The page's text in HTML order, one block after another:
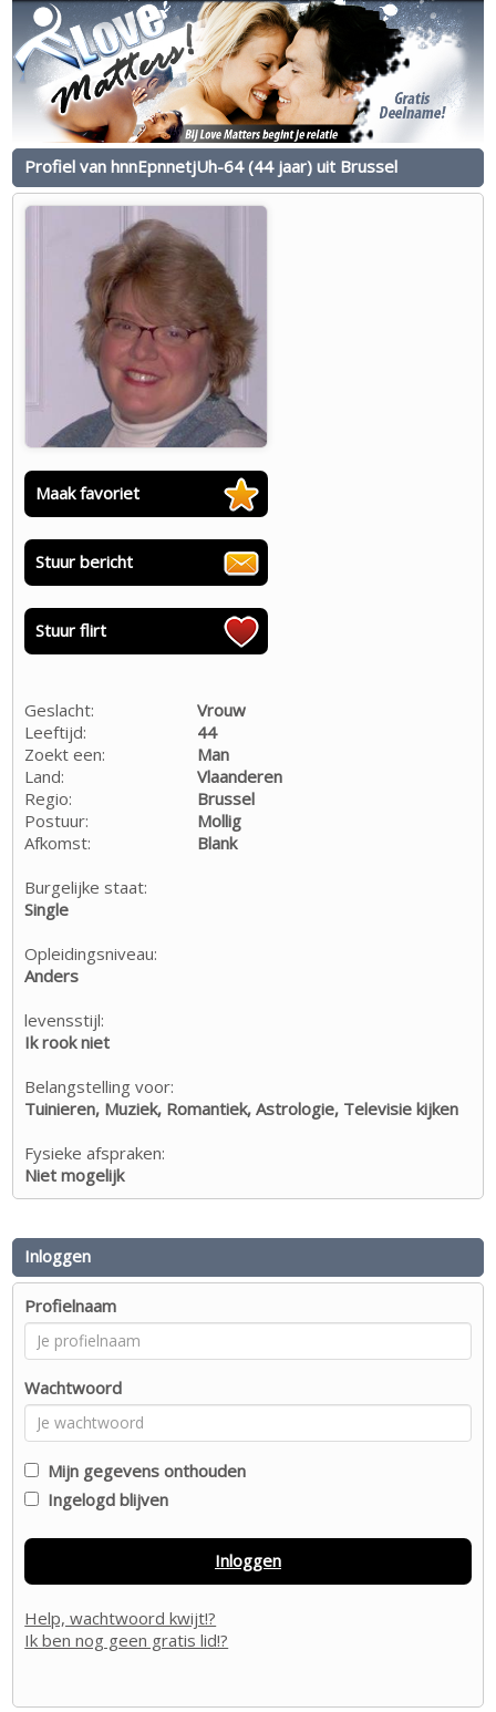
Profiel van hnnEpnnetjUh-64 (44 jaar) uit Brussel
Maak favoriet
Stuur bericht
Stuur flirt
Geslacht:
Vrouw
Leeftijd:
44
Zoekt een:
Man
Land:
Vlaanderen
Regio:
Brussel
Postuur:
Mollig
Afkomst:
Blank
Burgelijke staat:
Single
Opleidingsniveau:
Anders
levensstijl:
Ik rook niet
Belangstelling voor:
Tuinieren, Muziek, Romantiek, Astrologie, Televisie kijken
Fysieke afspraken:
Niet mogelijk
Inloggen
Profielnaam
Wachtwoord
Mijn gegevens onthouden
Ingelogd blijven
Inloggen
Help, wachtwoord kwijt!?
Ik ben nog geen gratis lid!?